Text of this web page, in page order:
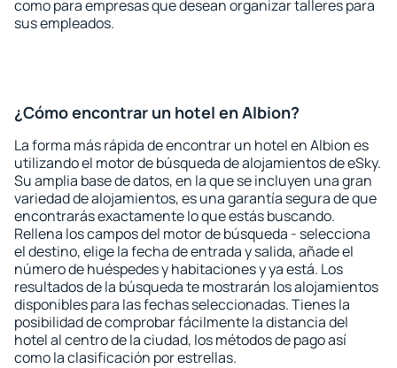
como para empresas que desean organizar talleres para
sus empleados.
¿Cómo encontrar un hotel en Albion?
La forma más rápida de encontrar un hotel en Albion es
utilizando el motor de búsqueda de alojamientos de eSky.
Su amplia base de datos, en la que se incluyen una gran
variedad de alojamientos, es una garantía segura de que
encontrarás exactamente lo que estás buscando.
Rellena los campos del motor de búsqueda - selecciona
el destino, elige la fecha de entrada y salida, añade el
número de huéspedes y habitaciones y ya está. Los
resultados de la búsqueda te mostrarán los alojamientos
disponibles para las fechas seleccionadas. Tienes la
posibilidad de comprobar fácilmente la distancia del
hotel al centro de la ciudad, los métodos de pago así
como la clasificación por estrellas.